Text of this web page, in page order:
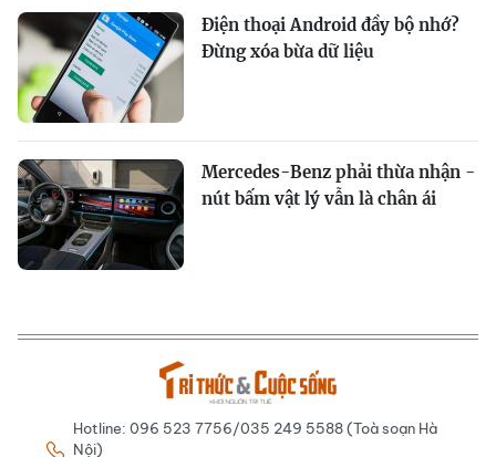
Điện thoại Android đầy bộ nhớ?
Đừng xóa bừa dữ liệu
Mercedes-Benz phải thừa nhận -
nút bấm vật lý vẫn là chân ái
Hotline: 096 523 7756/035 249 5588 (Toà soạn Hà
Nội)